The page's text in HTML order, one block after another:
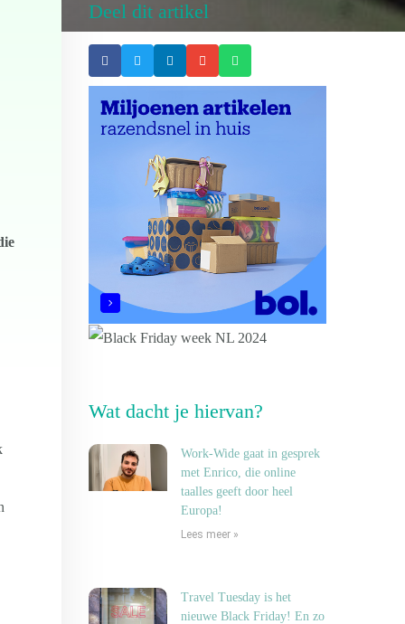
Deel dit artikel
Wat dacht je hiervan?
Work-Wide gaat in gesprek
met Enrico, die online
taalles geeft door heel
Europa!
Lees meer »
Travel Tuesday is het
nieuwe Black Friday! En zo